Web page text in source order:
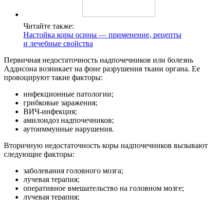
Читайте также:
Настойка коры осины — применение, рецепты
и лечебные свойства
Первичная недостаточность надпочечников или болезнь
Аддисона возникает на фоне разрушения ткани органа. Ее
провоцируют такие факторы:
инфекционные патологии;
грибковые заражения;
ВИЧ-инфекция;
амилоидоз надпочечников;
аутоиммунные нарушения.
Вторичную недостаточность коры надпочечников вызывают
следующие факторы:
заболевания головного мозга;
лучевая терапия;
оперативное вмешательство на головном мозге;
лучевая терапия;